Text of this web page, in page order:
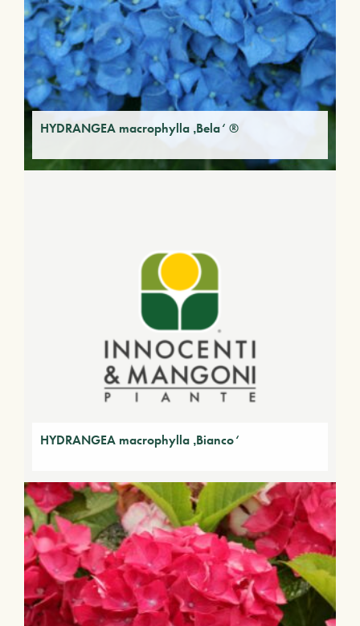
HYDRANGEA macrophylla ‚Bela‘ ®
HYDRANGEA macrophylla ‚Bianco‘